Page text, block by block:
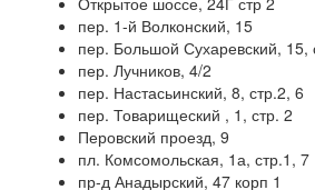
пер. 1-й Волконский, 15
пер. Большой Сухаревский, 15,
пер. Лучников, 4/2
пер. Настасьинский, 8, стр.2, 6
пер. Товарищеский , 1, стр. 2
Перовский проезд, 9
пл. Комсомольская, 1а, стр.1, 7
пр-д Анадырский, 47 корп 1